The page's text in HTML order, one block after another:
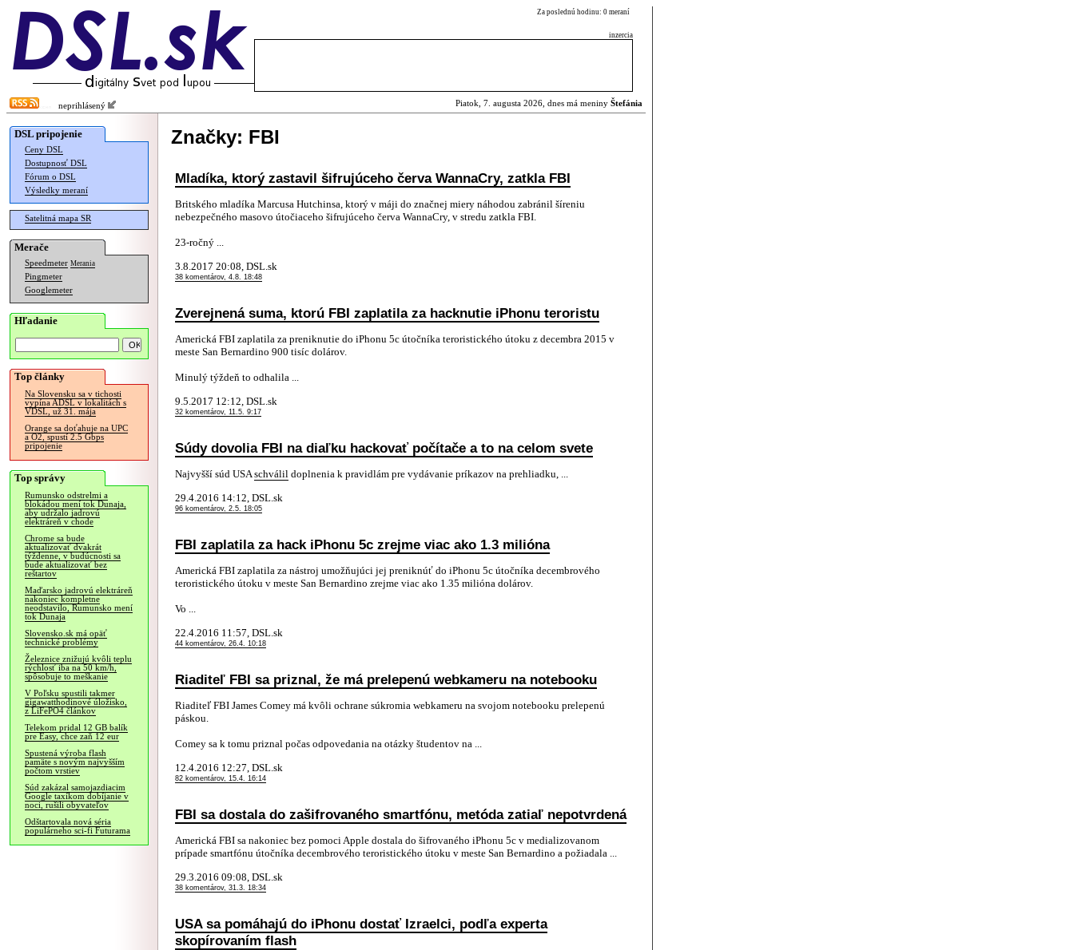
Za poslednú hodinu: 0 meraní
inzercia
neprihlásený Piatok, 7. augusta 2026, dnes má meniny Štefánia
DSL pripojenie
Ceny DSL
Dostupnosť DSL
Fórum o DSL
Výsledky meraní
Satelitná mapa SR
Merače
Speedmeter Merania
Pingmeter
Googlemeter
Hľadanie
Top články
Na Slovensku sa v tichosti
vypína ADSL v lokalitách s
VDSL, už 31. mája
Orange sa doťahuje na UPC
a O2, spustí 2.5 Gbps
pripojenie
Top správy
Rumunsko odstrelmi a
blokádou mení tok Dunaja,
aby udržalo jadrovú
elektráreň v chode
Chrome sa bude
aktualizovať dvakrát
týždenne, v budúcnosti sa
bude aktualizovať bez
reštartov
Maďarsko jadrovú elektráreň
nakoniec kompletne
neodstavilo, Rumunsko mení
tok Dunaja
Slovensko.sk má opäť
technické problémy
Železnice znižujú kvôli teplu
rýchlosť iba na 50 km/h,
spôsobuje to meškanie
V Poľsku spustili takmer
gigawatthodinové úložisko,
z LiFePO4 článkov
Telekom pridal 12 GB balík
pre Easy, chce zaň 12 eur
Spustená výroba flash
pamäte s novým najvyšším
počtom vrstiev
Súd zakázal samojazdiacim
Google taxíkom dobíjanie v
noci, rušili obyvateľov
Odštartovala nová séria
populárneho sci-fi Futurama
Značky: FBI
Mladíka, ktorý zastavil šifrujúceho červa WannaCry, zatkla FBI
Britského mladíka Marcusa Hutchinsa, ktorý v máji do značnej miery náhodou zabránil šíreniu
nebezpečného masovo útočiaceho šifrujúceho červa WannaCry, v stredu zatkla FBI.
23-ročný ...
3.8.2017 20:08, DSL.sk
38 komentárov, 4.8. 18:48
Zverejnená suma, ktorú FBI zaplatila za hacknutie iPhonu teroristu
Americká FBI zaplatila za preniknutie do iPhonu 5c útočníka teroristického útoku z decembra 2015 v
meste San Bernardino 900 tisíc dolárov.
Minulý týždeň to odhalila ...
9.5.2017 12:12, DSL.sk
32 komentárov, 11.5. 9:17
Súdy dovolia FBI na diaľku hackovať počítače a to na celom svete
Najvyšší súd USAschválil doplnenia k pravidlám pre vydávanie príkazov na prehliadku, ...
29.4.2016 14:12, DSL.sk
96 komentárov, 2.5. 18:05
FBI zaplatila za hack iPhonu 5c zrejme viac ako 1.3 milióna
Americká FBI zaplatila za nástroj umožňujúci jej preniknúť do iPhonu 5c útočníka decembrového
teroristického útoku v meste San Bernardino zrejme viac ako 1.35 milióna dolárov.
Vo ...
22.4.2016 11:57, DSL.sk
44 komentárov, 26.4. 10:18
Riaditeľ FBI sa priznal, že má prelepenú webkameru na notebooku
Riaditeľ FBI James Comey má kvôli ochrane súkromia webkameru na svojom notebooku prelepenú
páskou.
Comey sa k tomu priznal počas odpovedania na otázky študentov na ...
12.4.2016 12:27, DSL.sk
82 komentárov, 15.4. 16:14
FBI sa dostala do zašifrovaného smartfónu, metóda zatiaľ nepotvrdená
Americká FBI sa nakoniec bez pomoci Apple dostala do šifrovaného iPhonu 5c v medializovanom
prípade smartfónu útočníka decembrového teroristického útoku v meste San Bernardino a požiadala ...
29.3.2016 09:08, DSL.sk
38 komentárov, 31.3. 18:34
USA sa pomáhajú do iPhonu dostať Izraelci, podľa experta
skopírovaním flash